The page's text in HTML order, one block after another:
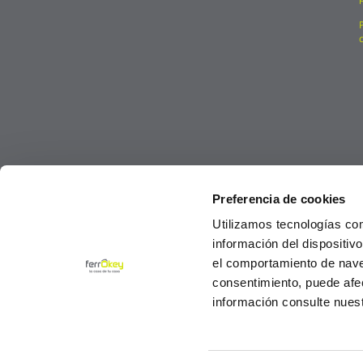
Preferencia de cookies
Utilizamos tecnologías
información del
el comportamiento de
consentimiento, puede
información consulte